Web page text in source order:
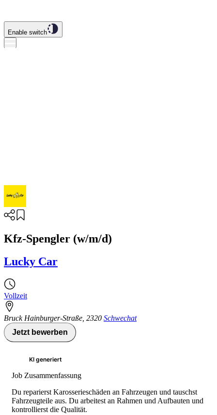
Enable switch
Kfz-Spengler (w/m/d)
Lucky Car
Vollzeit
Bruck Hainburger-Straße 2320 Schwechat
Jetzt bewerben
KI generiert
Job Zusammenfassung
Du reparierst Karosserieschäden an Fahrzeugen und tauschst
Fahrzeugteile aus. Du arbeitest an Rahmen und Aufbauten und
kontrollierst die Qualität.